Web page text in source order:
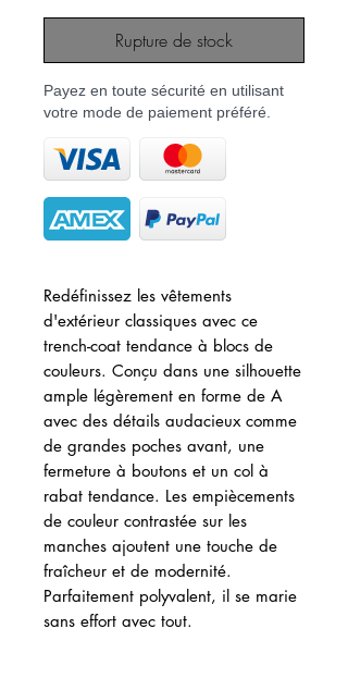
Rupture de stock
Payez en toute sécurité en utilisant
votre mode de paiement préféré.
Redéfinissez les vêtements
d'extérieur classiques avec ce
trench-coat tendance à blocs de
couleurs. Conçu dans une silhouette
ample légèrement en forme de A
avec des détails audacieux comme
de grandes poches avant, une
fermeture à boutons et un col à
rabat tendance. Les empiècements
de couleur contrastée sur les
manches ajoutent une touche de
fraîcheur et de modernité.
Parfaitement polyvalent, il se marie
sans effort avec tout.